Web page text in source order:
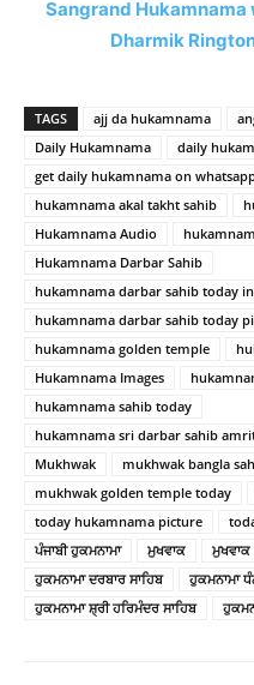
Sangrand Hukamnama
Dharmik
TAGS ajj da hukamnama
Daily Hukamnama
daily
get daily hukamnama on
hukamnama akal takht sahib
Hukamnama Audio
Hukamnama Darbar Sahib
hukamnama darbar sahib today
hukamnama darbar sahib today
hukamnama golden temple
Hukamnama Images
hukamnama sahib today
hukamnama sri darbar sahib
Mukhwak
mukhwak bangla
mukhwak golden temple today
today hukamnama picture
ਪੰਜਾਬੀ ਹੁਕਮਨਾਮਾ
ਮੁਖਵਾਕ ਮੁਖਵਾਕ
ਹੁਕਮਨਾਮਾ ਦਰਬਾਰ ਸਾਹਿਬ
ਹੁਕਮਨਾਮਾ
ਹੁਕਮਨਾਮਾ ਸ਼੍ਰੀ ਹਰਿਮੰਦਰ ਸਾਹਿਬ